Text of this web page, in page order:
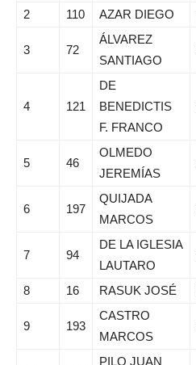
2 110 AZAR DIEGO
3 72
ÁLVAREZ
SANTIAGO
4 121
DE
BENEDICTIS
F. FRANCO
5 46
OLMEDO
JEREMÍAS
6 197
QUIJADA
MARCOS
7 94
DE LA IGLESIA
LAUTARO
8 16 RASUK JOSÉ
9 193
CASTRO
MARCOS
PILO JUAN